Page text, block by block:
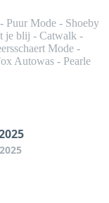
Puur Mode - Shoeby
je blij - Catwalk -
Mode -
Autowas - Pearle